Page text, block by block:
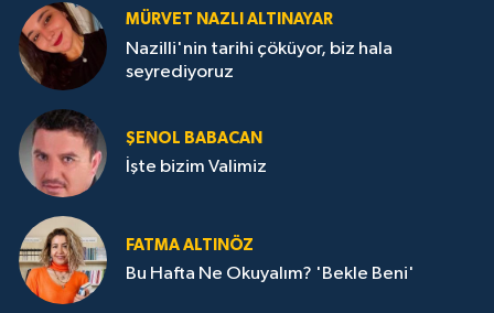
MÜRVET NAZLI ALTINAYAR
Nazilli'nin tarihi çöküyor, biz hala
seyrediyoruz
ŞENOL BABACAN
İşte bizim Valimiz
FATMA ALTINÖZ
Bu Hafta Ne Okuyalım? 'Bekle Beni'